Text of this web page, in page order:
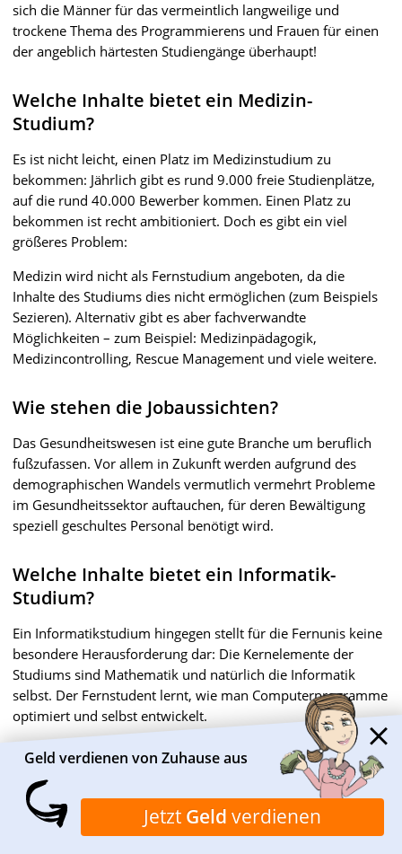
sich die Männer für das vermeintlich langweilige und
trockene Thema des Programmierens und Frauen für einen
der angeblich härtesten Studiengänge überhaupt!
Welche Inhalte bietet ein Medizin-
Studium?
Es ist nicht leicht, einen Platz im Medizinstudium zu
bekommen: Jährlich gibt es rund 9.000 freie Studienplätze,
auf die rund 40.000 Bewerber kommen. Einen Platz zu
bekommen ist recht ambitioniert. Doch es gibt ein viel
größeres Problem:
Medizin wird nicht als Fernstudium angeboten, da die
Inhalte des Studiums dies nicht ermöglichen (zum Beispiels
Sezieren). Alternativ gibt es aber fachverwandte
Möglichkeiten – zum Beispiel: Medizinpädagogik,
Medizincontrolling, Rescue Management und viele weitere.
Wie stehen die Jobaussichten?
Das Gesundheitswesen ist eine gute Branche um beruflich
fußzufassen. Vor allem in Zukunft werden aufgrund des
demographischen Wandels vermutlich vermehrt Probleme
im Gesundheitssektor auftauchen, für deren Bewältigung
speziell geschultes Personal benötigt wird.
Welche Inhalte bietet ein Informatik-
Studium?
Ein Informatikstudium hingegen stellt für die Fernunis keine
besondere Herausforderung dar: Die Kernelemente der
Studiums sind Mathematik und natürlich die Informatik
selbst. Der Fernstudent lernt, wie man Computerprogramme
optimiert und selbst entwickelt.
Wie stehen die Jobaussichten?
Informatiker haben in der heutigen Wirtschaft besonders
gute Aussichten auf einen Job. Selbst ohne ein
entsprechendes Studium kann man einen gutbezahlten Job
Geld verdienen von Zuhause aus
Jetzt Geld verdienen